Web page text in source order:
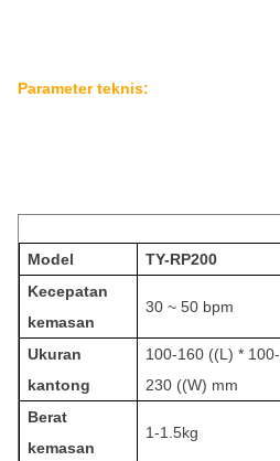
Parameter teknis:
Model TY-RP200
Kecepatan
kemasan
30 ~ 50 bpm
Ukuran
kantong
100-160 ((L) * 100-
230 ((W) mm
Berat
kemasan
1-1.5kg